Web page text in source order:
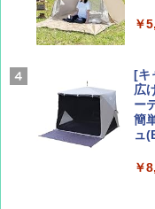
集
￥
新
解
￥
￥
[キ
広
ー
簡
ュ
￥